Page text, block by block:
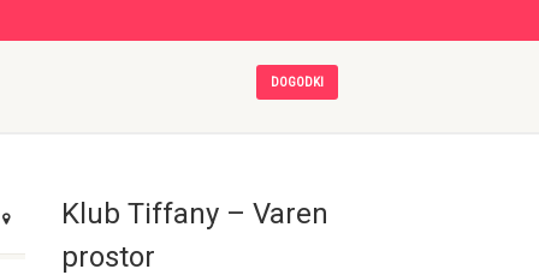
DOGODKI
Klub Tiffany – Varen
prostor